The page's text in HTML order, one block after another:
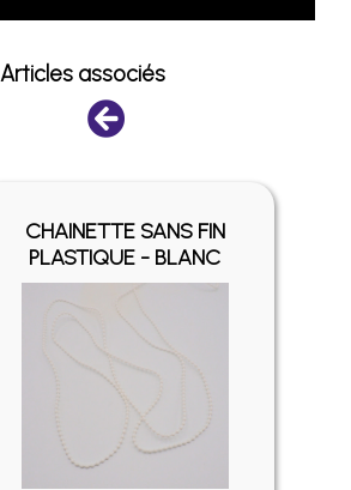
Articles associés
CHAINETTE SANS FIN
PLASTIQUE - BLANC